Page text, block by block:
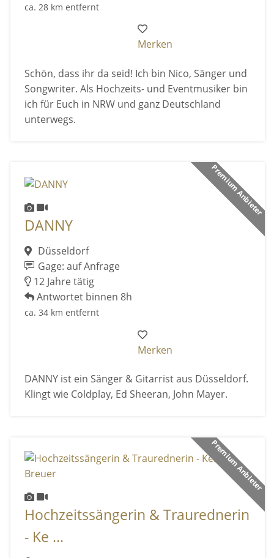
ca. 28 km entfernt
Merken
Schön, dass ihr da seid! Ich bin Nico, Sänger und
Songwriter. Als Hochzeits- und Eventmusiker bin
ich für Euch in NRW und ganz Deutschland
unterwegs.
Premium Anbieter
DANNY
Düsseldorf
Gage: auf Anfrage
12 Jahre tätig
Antwortet binnen 8h
ca. 34 km entfernt
Merken
DANNY ist ein Sänger & Gitarrist aus Düsseldorf.
Klingt wie Coldplay, Ed Sheeran, John Mayer.
Premium Anbieter
Hochzeitssängerin & Traurednerin
- Ke ...